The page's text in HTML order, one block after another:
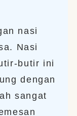
nasi
Nasi
butir ini
dengan
sangat